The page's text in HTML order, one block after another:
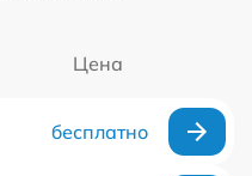
Цена
бесплатно